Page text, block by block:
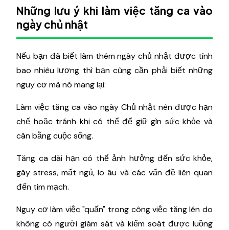
Những lưu ý khi làm việc tăng ca vào
ngày chủ nhật
Nếu bạn đã biết làm thêm ngày chủ nhật được tính
bao nhiêu lương thì bạn cũng cần phải biết những
nguy cơ mà nó mang lại:
Làm việc tăng ca vào ngày Chủ nhật nên được hạn
chế hoặc tránh khi có thể để giữ gìn sức khỏe và
cân bằng cuộc sống.
Tăng ca dài hạn có thể ảnh hưởng đến sức khỏe,
gây stress, mất ngủ, lo âu và các vấn đề liên quan
đến tim mạch.
Nguy cơ làm việc "quấn" trong công việc tăng lên do
không có người giám sát và kiểm soát được luồng